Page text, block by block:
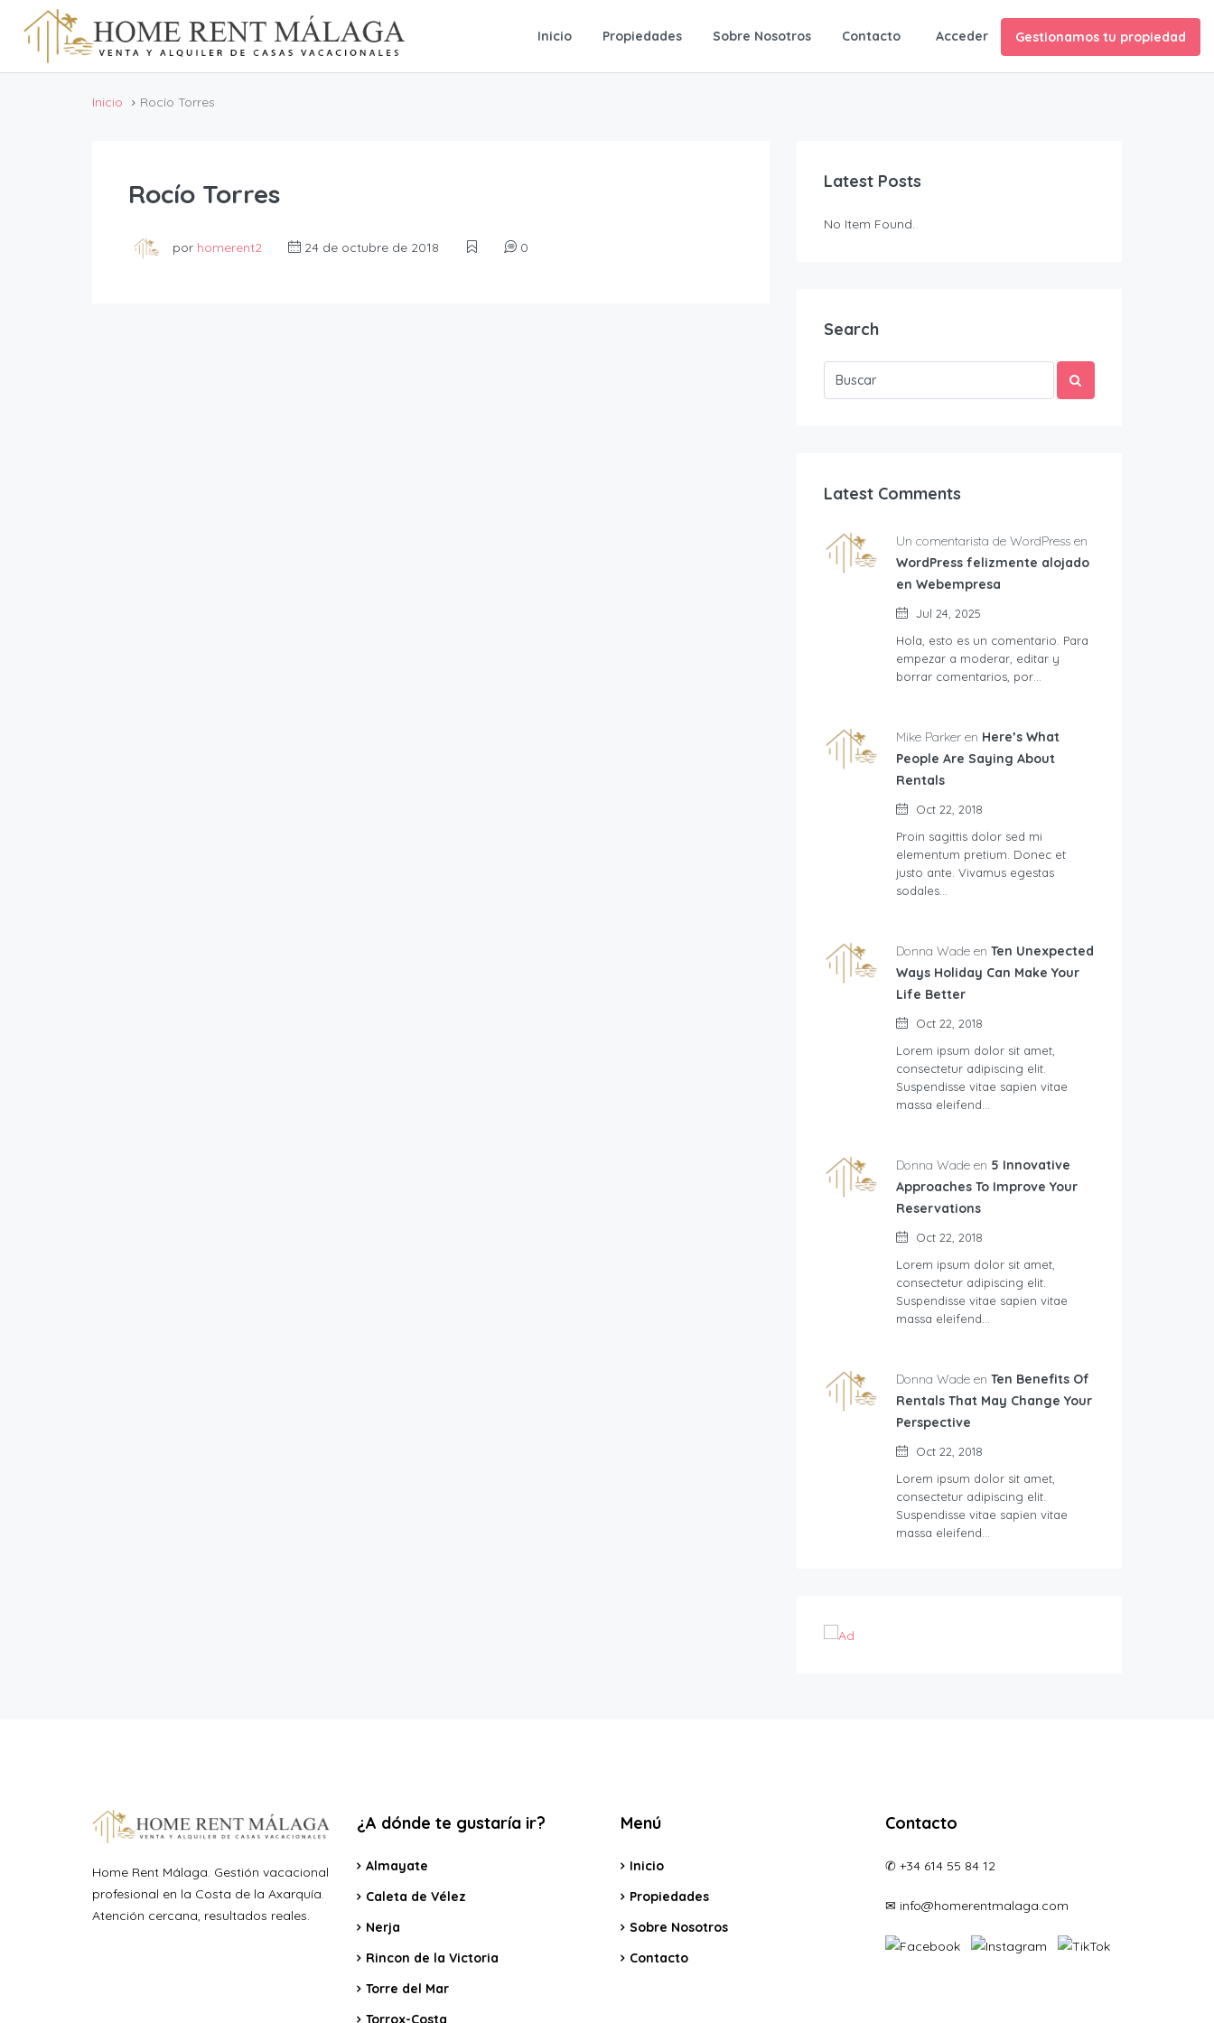
Inicio Propiedades Sobre Nosotros Contacto Acceder Gestionamos tu propiedad
Inicio Rocío Torres
Rocío Torres
por homerent2 24 de octubre de 2018 0
Latest Posts
No Item Found.
Search
Latest Comments
Un comentarista de WordPress en
WordPress felizmente alojado
en Webempresa
Jul 24, 2025
Hola, esto es un comentario. Para
empezar a moderar, editar y
borrar comentarios, por…
Mike Parker en Here’s What
People Are Saying About
Rentals
Oct 22, 2018
Proin sagittis dolor sed mi
elementum pretium. Donec et
justo ante. Vivamus egestas
sodales…
Donna Wade en Ten Unexpected
Ways Holiday Can Make Your
Life Better
Oct 22, 2018
Lorem ipsum dolor sit amet,
consectetur adipiscing elit.
Suspendisse vitae sapien vitae
massa eleifend…
Donna Wade en 5 Innovative
Approaches To Improve Your
Reservations
Oct 22, 2018
Lorem ipsum dolor sit amet,
consectetur adipiscing elit.
Suspendisse vitae sapien vitae
massa eleifend…
Donna Wade en Ten Benefits Of
Rentals That May Change Your
Perspective
Oct 22, 2018
Lorem ipsum dolor sit amet,
consectetur adipiscing elit.
Suspendisse vitae sapien vitae
massa eleifend…
Home Rent Málaga. Gestión vacacional
profesional en la Costa de la Axarquía.
Atención cercana, resultados reales.
¿A dónde te gustaría ir?
Almayate
Caleta de Vélez
Nerja
Rincon de la Victoria
Torre del Mar
Torrox-Costa
Menú
Inicio
Propiedades
Sobre Nosotros
Contacto
Contacto
✆ +34 614 55 84 12
✉ info@homerentmalaga.com